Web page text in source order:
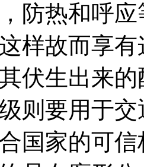
防热和呼
样故而享
伏生出来
则要用于
国家的可